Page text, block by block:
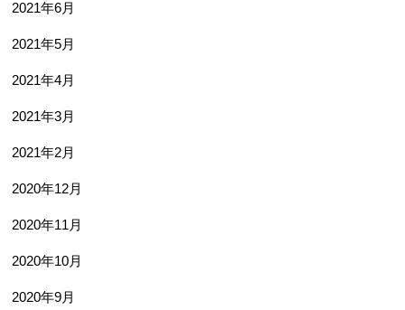
2021年6月
2021年5月
2021年4月
2021年3月
2021年2月
2020年12月
2020年11月
2020年10月
2020年9月